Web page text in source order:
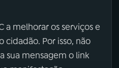
a melhorar os serviços e
cidadão. Por isso, não
sua mensagem o link